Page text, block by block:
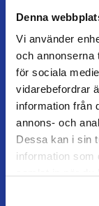
Denna
Vi använder
och annonserna
för sociala
vidarebefordrar
information från
annons- och
Dessa kan i sin
information som
Mina sidor
FAQ
Reklamation
Köpvillkor